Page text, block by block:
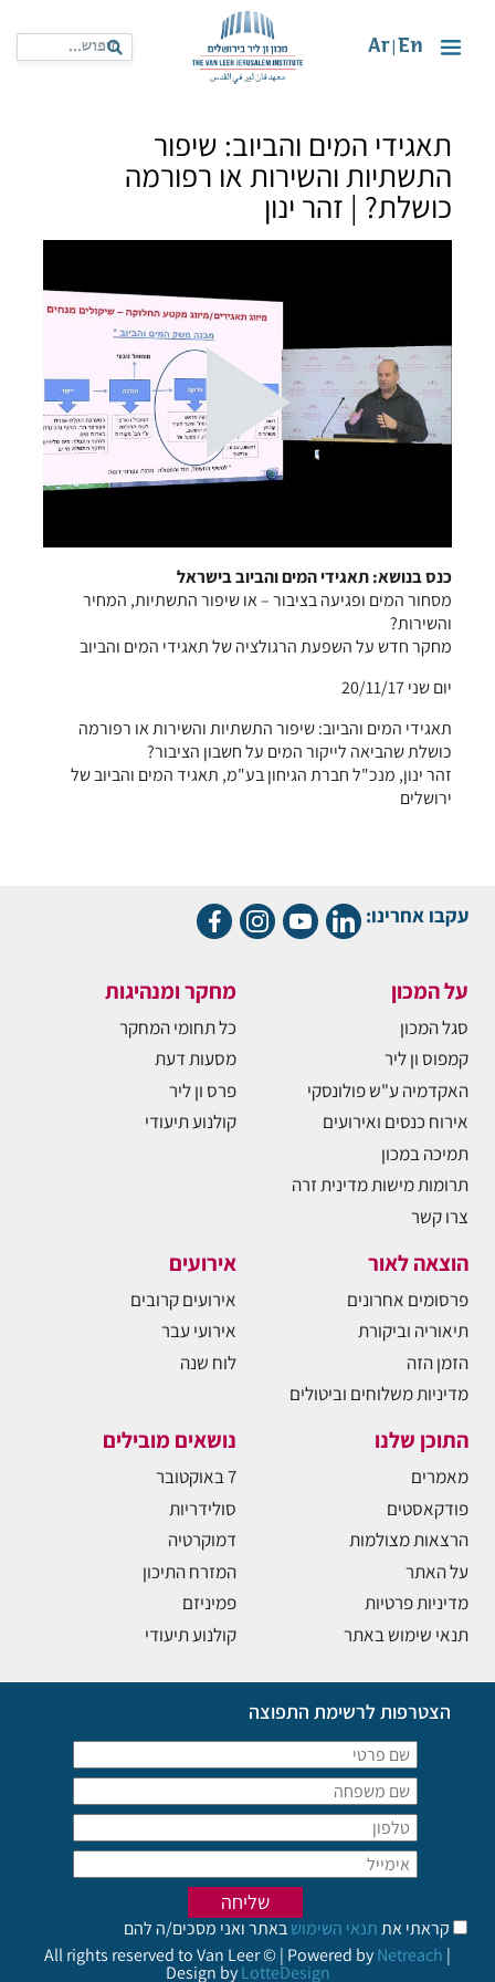
En
Ar
תאגידי המים והביוב: שיפור
התשתיות והשירות או רפורמה
כושלת? | זהר ינון
כנס בנושא: תאגידי המים והביוב בישראל
מסחור המים ופגיעה בציבור – או שיפור התשתיות, המחיר
והשירות?
מחקר חדש על השפעת הרגולציה של תאגידי המים והביוב
יום שני 20/11/17
תאגידי המים והביוב: שיפור התשתיות והשירות או רפורמה
כושלת שהביאה לייקור המים על חשבון הציבור?
זהר ינון, מנכ"ל חברת הגיחון בע"מ, תאגיד המים והביוב של
ירושלים
עקבו אחרינו:
על המכון
סגל המכון
קמפוס ון ליר
האקדמיה ע"ש פולונסקי
אירוח כנסים ואירועים
תמיכה במכון
תרומות מישות מדינית זרה
צרו קשר
מחקר ומנהיגות
כל תחומי המחקר
מסעות דעת
פרס ון ליר
קולנוע תיעודי
הוצאה לאור
פרסומים אחרונים
תיאוריה וביקורת
הזמן הזה
מדיניות משלוחים וביטולים
אירועים
אירועים קרובים
אירועי עבר
לוח שנה
התוכן שלנו
מאמרים
פודקאסטים
הרצאות מצולמות
על האתר
מדיניות פרטיות
תנאי שימוש באתר
נושאים מובילים
7 באוקטובר
סולידריות
דמוקרטיה
המזרח התיכון
פמיניזם
קולנוע תיעודי
הצטרפות לרשימת התפוצה
קראתי אתתנאי השימושבאתר ואני מסכים/ה להם
All rights reserved to Van Leer © | Powered byNetreach |
Design byLotteDesign